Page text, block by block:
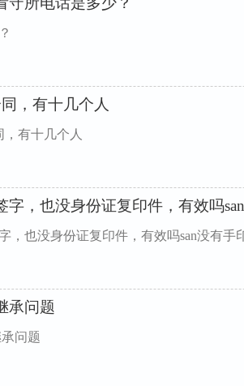
，有十几个人
有十几个人
字，也没身份证复印件，有效吗san
，也没身份证复印件，有效吗san没有手
承问题
问题